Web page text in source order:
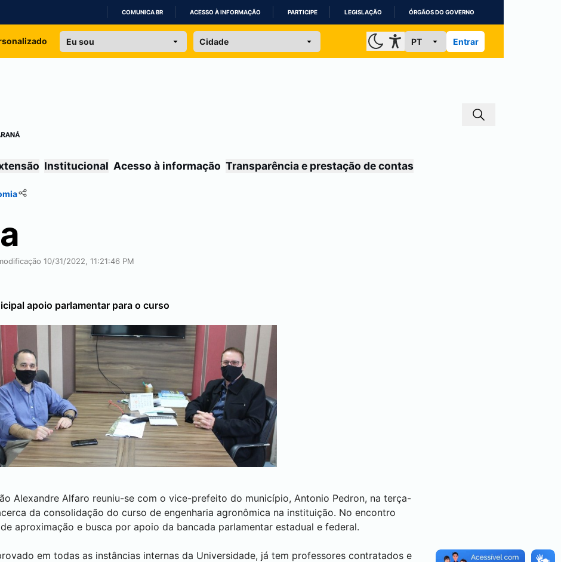
IR
COMUNICA BR ACESSO À INFORMAÇÃO PARTICIPE LEGISLAÇÃO ÓRGÃOS DO GOVERNO
Entrar
Institucional Acesso à informação Transparência e prestação de contas
10/31/2022, 11:21:46 PM
apoio parlamentar para o curso
Alexandre Alfaro reuniu-se com o vice-prefeito do município, Antonio Pedron, na terça-
da consolidação do curso de engenharia agronômica na instituição. No encontro
aproximação e busca por apoio da bancada parlamentar estadual e federal.
em todas as instâncias internas da Universidade, já tem professores contratados e